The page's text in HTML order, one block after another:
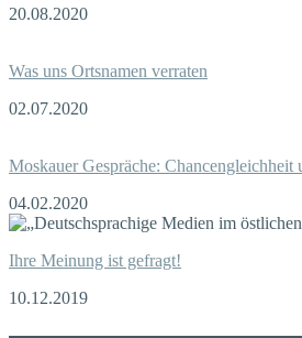
20.08.2020
Was uns Ortsnamen verraten
02.07.2020
Moskauer Gespräche: Chancengleichheit
04.02.2020
Ihre Meinung ist gefragt!
10.12.2019